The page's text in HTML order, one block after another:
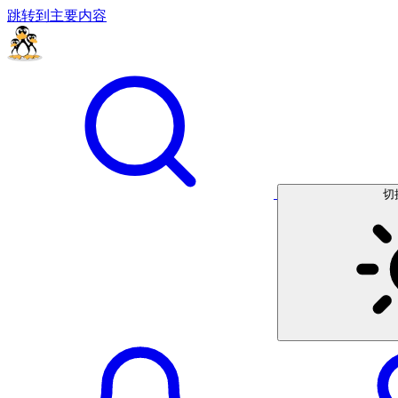
跳转到主要内容
切